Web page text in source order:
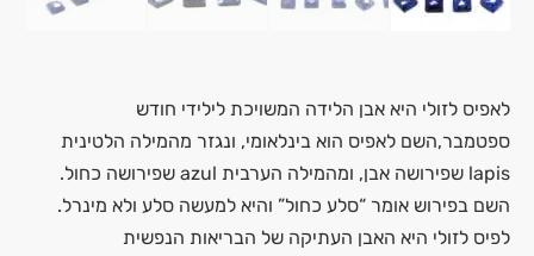
לאפיס לזולי היא אבן הלידה המשויכת לילידי חודש
ספטמבר,השם לאפיס הוא בינלאומי, ונגזר מהמילה הלטינית
lapis שפירושה אבן, ומהמילה הערבית azul שפירושה כחול.
השם בפירוש אומר “סלע כחול” והיא למעשה סלע ולא מינרל.
לפיס לזולי היא האבן העתיקה של הבריאות הנפשית